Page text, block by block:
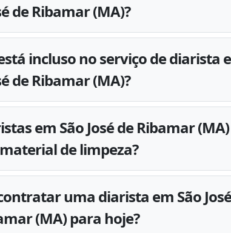
de Ribamar (MA)?
incluso no serviço de diarista
de Ribamar (MA)?
em São José de Ribamar (MA)
de limpeza?
uma diarista em São
(MA) para hoje?